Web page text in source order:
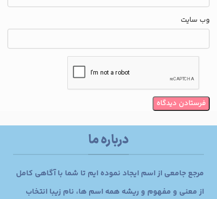
وب‌ سایت
درباره ما
مرجع جامعی از اسم ایجاد نموده ایم تا شما با آگاهی کامل
از معنی و مفهوم و ریشه همه اسم ها، نام زیبا انتخاب